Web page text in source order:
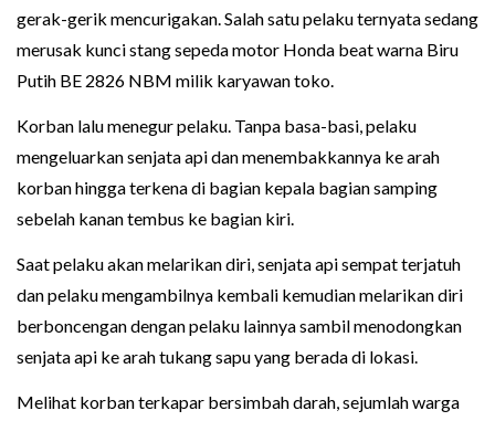
gerak-gerik mencurigakan. Salah satu pelaku ternyata sedang
merusak kunci stang sepeda motor Honda beat warna Biru
Putih BE 2826 NBM milik karyawan toko.
Korban lalu menegur pelaku. Tanpa basa-basi, pelaku
mengeluarkan senjata api dan menembakkannya ke arah
korban hingga terkena di bagian kepala bagian samping
sebelah kanan tembus ke bagian kiri.
Saat pelaku akan melarikan diri, senjata api sempat terjatuh
dan pelaku mengambilnya kembali kemudian melarikan diri
berboncengan dengan pelaku lainnya sambil menodongkan
senjata api ke arah tukang sapu yang berada di lokasi.
Melihat korban terkapar bersimbah darah, sejumlah warga